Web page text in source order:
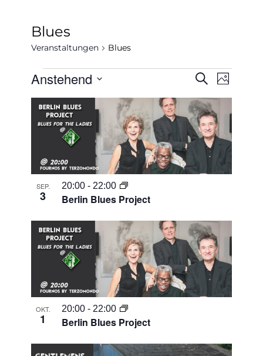
Blues
Veranstaltungen Blues
Veranstaltungen
Suche
und
Suche
Foto
Anstehend
Datum
auswählen.
List
of
Veranstaltungen
in
Photo
View
SEP.
3 Berlin Blues Project
20:00- 22:00
OKT.
1 Berlin Blues Project
20:00- 22:00